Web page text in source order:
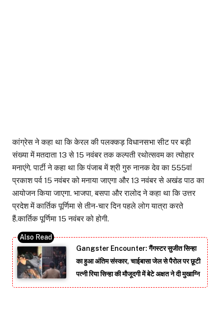
कांग्रेस ने कहा था कि केरल की पलक्कड़ विधानसभा सीट पर बड़ी
संख्या में मतदाता 13 से 15 नवंबर तक कल्पती रथोत्सवम का त्योहार
मनाएंगे. पार्टी ने कहा था कि पंजाब में श्री गुरु नानक देव का 555वां
प्रकाश पर्व 15 नवंबर को मनाया जाएगा और 13 नवंबर से अखंड पाठ का
आयोजन किया जाएगा. भाजपा, बसपा और रालोद ने कहा था कि उत्तर
प्रदेश में कार्तिक पूर्णिमा से तीन-चार दिन पहले लोग यात्रा करते
हैं.कार्तिक पूर्णिमा 15 नवंबर को होगी.
Gangster Encounter: गैंगस्टर सुजीत सिन्हा
का हुआ अंतिम संस्कार, चाईबासा जेल से पैरोल पर छूटी
पत्नी रिया सिन्हा की मौजूदगी में बेटे अक्षत ने दी मुखाग्नि